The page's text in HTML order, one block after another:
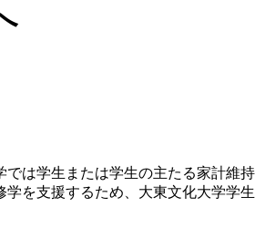
は学生または学生の主たる家計維
を支援するため、大東文化大学学